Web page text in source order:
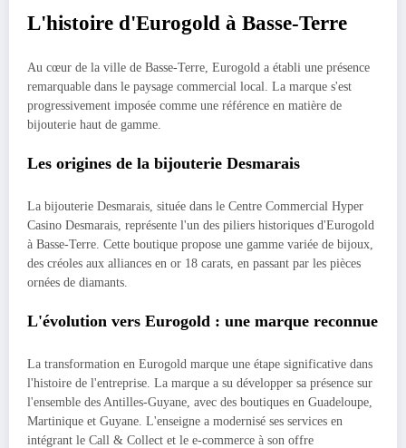
L'histoire d'Eurogold à Basse-Terre
Au cœur de la ville de Basse-Terre, Eurogold a établi une présence
remarquable dans le paysage commercial local. La marque s'est
progressivement imposée comme une référence en matière de
bijouterie haut de gamme.
Les origines de la bijouterie Desmarais
La bijouterie Desmarais, située dans le Centre Commercial Hyper
Casino Desmarais, représente l'un des piliers historiques d'Eurogold
à Basse-Terre. Cette boutique propose une gamme variée de bijoux,
des créoles aux alliances en or 18 carats, en passant par les pièces
ornées de diamants.
L'évolution vers Eurogold : une marque reconnue
La transformation en Eurogold marque une étape significative dans
l'histoire de l'entreprise. La marque a su développer sa présence sur
l'ensemble des Antilles-Guyane, avec des boutiques en Guadeloupe,
Martinique et Guyane. L'enseigne a modernisé ses services en
intégrant le Call & Collect et le e-commerce à son offre